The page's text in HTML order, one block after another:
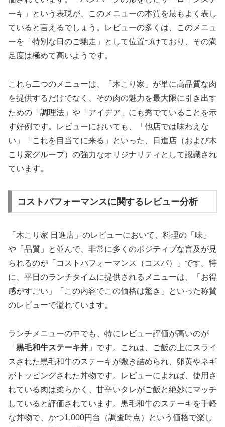
ーキ」という表現が、このメニューの本質を最もよく表し
ていると言えるでしょう。レビューの多くは、このメニュ
ーを「特別な日のご馳走」として位置づけており、その満
足度は極めて高いようです。
これら二つのメニューは、「木こり家」が単に高品質な肉
を提供するだけでなく、その肉の魅力を最大限に引き出す
ための「調理法」や「アイデア」にも秀でていることを示
す好例です。レビューにおいても、「他店では味わえな
い」「これを目当てに来る」といった、日進店（および木
こり家グループ）の強力なオリジナリティとして認識され
ています。
コストパフォーマンスに関するレビュー分析
「木こり家 日進店」のレビューにおいて、料理の「味」
や「品質」と並んで、非常に多くのポジティブな言及が見
られるのが「コストパフォーマンス（コスパ）」です。特
に、平日のランチタイムに提供されるメニューは、「お得
感がすごい」「この内容でこの価格は驚き」といった称賛
のレビューで溢れています。
ランチメニューの中でも、特にレビュー評価が高いのが
「 黒毛和牛ステーキ丼 」です。これは、ご飯の上にスライ
スされた黒毛和牛のステーキが敷き詰められ、卵黄やネギ
がトッピングされた丼物です。レビューによれば、使用さ
れている肉は柔らかく、甘辛いタレがご飯と絶妙にマッチ
していると評価されています。黒毛和牛のステーキを手軽
な丼物で、かつ1,000円台（調査時点）という価格で楽し